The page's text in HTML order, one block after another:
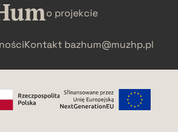
o projekcie
Kontakt bazhum@muzhp.pl